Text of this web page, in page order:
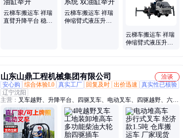
云梯车搬运车 祥瑞
直臂升降平台 稳定
云梯车搬运车 祥瑞
伸缩臂式液压升降
云梯车搬运车 祥瑞
伸缩臂式液压升降
山东山鼎工程机械集团有限公司
洽谈
安心购
综合体验L0 真实工厂 回复及时 出价迅速
真实性已核验
辽宁沈阳
主营： 叉车越野、升降平台、四驱叉车、电动叉车、四驱越野、六吨
越野叉车、越野叉车、升降机